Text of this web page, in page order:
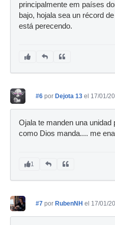
principalmente em países
bajo, hojala sea un récord
está perecendo.
#6 por Dejota 13 el 17/01/
Ojala te manden una
como Dios manda.... me
1
#7 por RubenNH el 17/01/